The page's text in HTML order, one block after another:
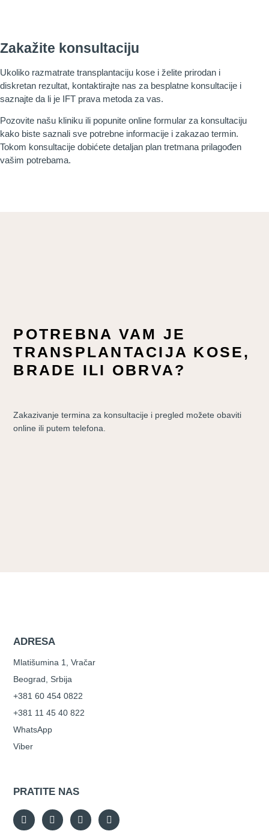
Zakažite konsultaciju
Ukoliko razmatrate transplantaciju kose i želite prirodan i
diskretan rezultat, kontaktirajte nas za besplatne konsultacije i
saznajte da li je IFT prava metoda za vas.
Pozovite našu kliniku ili popunite online formular za konsultaciju
kako biste saznali sve potrebne informacije i zakazao termin.
Tokom konsultacije dobićete detaljan plan tretmana prilagođen
vašim potrebama.
POTREBNA VAM JE
TRANSPLANTACIJA KOSE,
BRADE ILI OBRVA?
Zakazivanje termina za konsultacije i pregled možete obaviti
online ili putem telefona.
ADRESA
Mlatišumina 1, Vračar
Beograd, Srbija
+381 60 454 0822
+381 11 45 40 822
WhatsApp
Viber
PRATITE NAS